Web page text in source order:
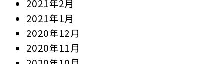
2021年2月
2021年1月
2020年12月
2020年11月